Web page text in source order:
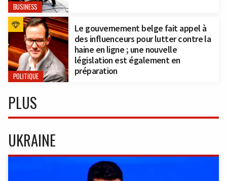
BUSINESS
POLITIQUE
Le gouvernement belge fait appel à
des influenceurs pour lutter contre la
haine en ligne ; une nouvelle
législation est également en
préparation
PLUS
UKRAINE